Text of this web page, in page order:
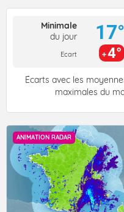
Minimale
du jour
Ecart
17°
4°
Écarts avec les
maximales du
ANIMATION RADAR